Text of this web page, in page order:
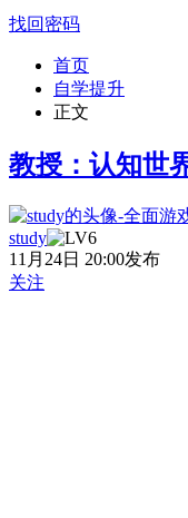
找回密码
首页
自学提升
正文
教授：认知世
study
11月24日 20:00发布
关注